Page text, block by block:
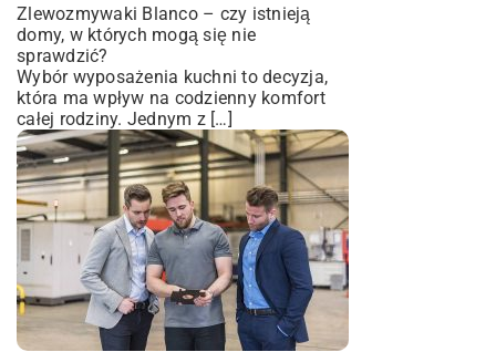
Zlewozmywaki Blanco – czy istnieją
domy, w których mogą się nie
sprawdzić?
Wybór wyposażenia kuchni to decyzja,
która ma wpływ na codzienny komfort
całej rodziny. Jednym z […]